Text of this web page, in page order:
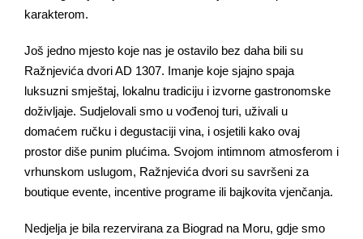
karakterom.
Još jedno mjesto koje nas je ostavilo bez daha bili su
Ražnjevića dvori AD 1307. Imanje koje sjajno spaja
luksuzni smještaj, lokalnu tradiciju i izvorne gastronomske
doživljaje. Sudjelovali smo u vođenoj turi, uživali u
domaćem ručku i degustaciji vina, i osjetili kako ovaj
prostor diše punim plućima. Svojom intimnom atmosferom i
vrhunskom uslugom, Ražnjevića dvori su savršeni za
boutique evente, incentive programe ili bajkovita vjenčanja.
Nedjelja je bila rezervirana za Biograd na Moru, gdje smo